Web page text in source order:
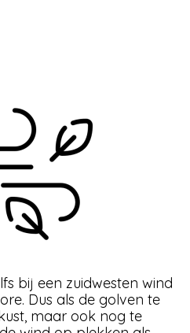
bij een zuidwesten wind
Dus als de golven te
maar ook nog te